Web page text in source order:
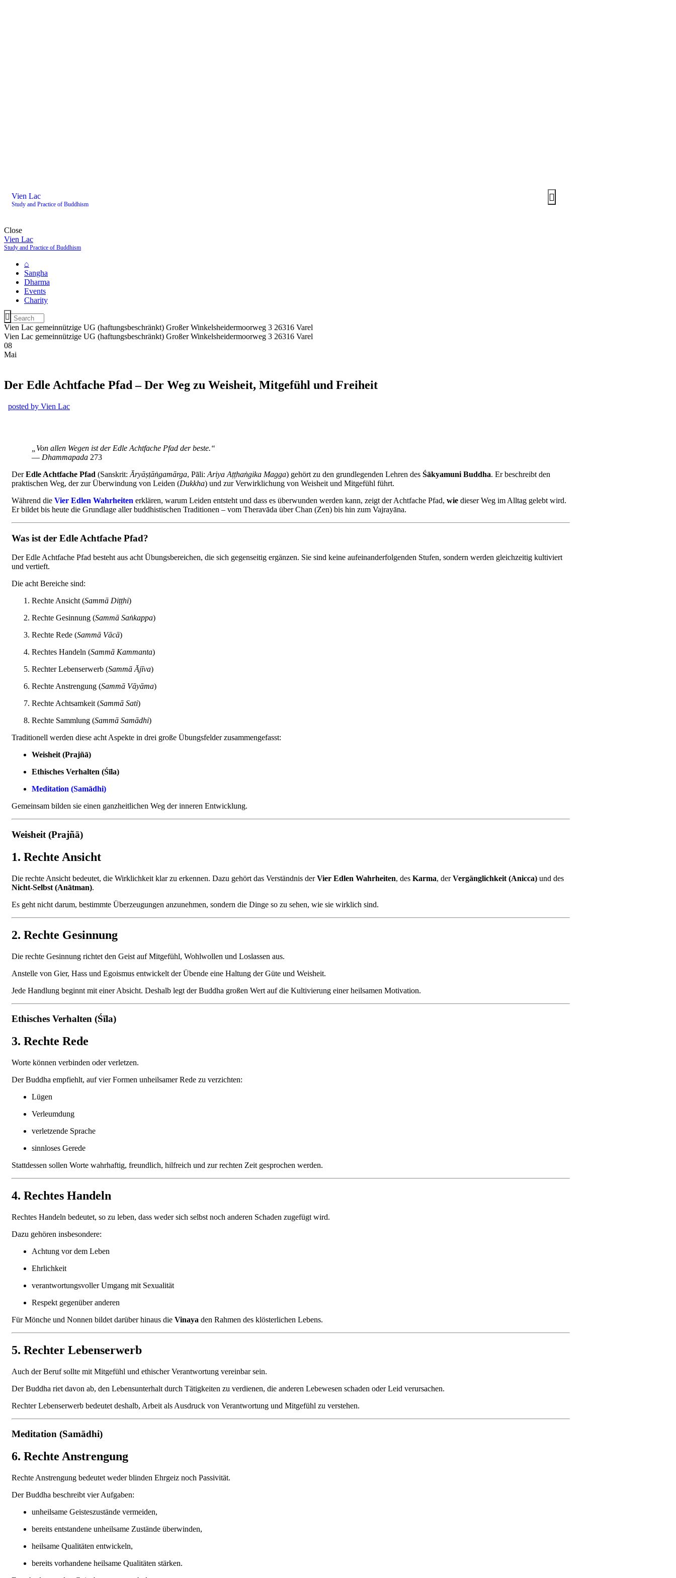
Vien Lac
Study and Practice of Buddhism
Close
Vien Lac
Study and Practice of Buddhism
⌂
Sangha
Dharma
Events
Charity
Vien Lac gemeinnützige UG (haftungsbeschränkt) Großer Winkelsheidermoorweg 3 26316 Varel
Vien Lac gemeinnützige UG (haftungsbeschränkt) Großer Winkelsheidermoorweg 3 26316 Varel
08
Mai
Der Edle Achtfache Pfad – Der Weg zu Weisheit, Mitgefühl und Freiheit
posted by Vien Lac
„Von allen Wegen ist der Edle Achtfache Pfad der beste.“
— Dhammapada 273
DerEdle Achtfache Pfad (Sanskrit: Āryāṣṭāṅgamārga, Pāli: Ariya Aṭṭhaṅgika Magga) gehört zu den grundlegenden Lehren des Śākyamuni Buddha. Er beschreibt den
praktischen Weg, der zur Überwindung von Leiden (Dukkha) und zur Verwirklichung von Weisheit und Mitgefühl führt.
Während die Vier Edlen Wahrheiten erklären, warum Leiden entsteht und dass es überwunden werden kann, zeigt der Achtfache Pfad, wie dieser Weg im Alltag gelebt wird.
Er bildet bis heute die Grundlage aller buddhistischen Traditionen – vom Theravāda über Chan (Zen) bis hin zum Vajrayāna.
Was ist der Edle Achtfache Pfad?
Der Edle Achtfache Pfad besteht aus acht Übungsbereichen, die sich gegenseitig ergänzen. Sie sind keine aufeinanderfolgenden Stufen, sondern werden gleichzeitig kultiviert
und vertieft.
Die acht Bereiche sind:
Rechte Ansicht (Sammā Diṭṭhi)
Rechte Gesinnung (Sammā Saṅkappa)
Rechte Rede (Sammā Vācā)
Rechtes Handeln (Sammā Kammanta)
Rechter Lebenserwerb (Sammā Ājīva)
Rechte Anstrengung (Sammā Vāyāma)
Rechte Achtsamkeit (Sammā Sati)
Rechte Sammlung (Sammā Samādhi)
Traditionell werden diese acht Aspekte in drei große Übungsfelder zusammengefasst:
Weisheit (Prajñā)
Ethisches Verhalten (Śīla)
Meditation (Samādhi)
Gemeinsam bilden sie einen ganzheitlichen Weg der inneren Entwicklung.
Weisheit (Prajñā)
1. Rechte Ansicht
Die rechte Ansicht bedeutet, die Wirklichkeit klar zu erkennen. Dazu gehört das Verständnis derVier Edlen Wahrheiten, des Karma, derVergänglichkeit (Anicca) und des
Nicht-Selbst (Anātman).
Es geht nicht darum, bestimmte Überzeugungen anzunehmen, sondern die Dinge so zu sehen, wie sie wirklich sind.
2. Rechte Gesinnung
Die rechte Gesinnung richtet den Geist auf Mitgefühl, Wohlwollen und Loslassen aus.
Anstelle von Gier, Hass und Egoismus entwickelt der Übende eine Haltung der Güte und Weisheit.
Jede Handlung beginnt mit einer Absicht. Deshalb legt der Buddha großen Wert auf die Kultivierung einer heilsamen Motivation.
Ethisches Verhalten (Śīla)
3. Rechte Rede
Worte können verbinden oder verletzen.
Der Buddha empfiehlt, auf vier Formen unheilsamer Rede zu verzichten:
Lügen
Verleumdung
verletzende Sprache
sinnloses Gerede
Stattdessen sollen Worte wahrhaftig, freundlich, hilfreich und zur rechten Zeit gesprochen werden.
4. Rechtes Handeln
Rechtes Handeln bedeutet, so zu leben, dass weder sich selbst noch anderen Schaden zugefügt wird.
Dazu gehören insbesondere:
Achtung vor dem Leben
Ehrlichkeit
verantwortungsvoller Umgang mit Sexualität
Respekt gegenüber anderen
Für Mönche und Nonnen bildet darüber hinaus die Vinaya den Rahmen des klösterlichen Lebens.
5. Rechter Lebenserwerb
Auch der Beruf sollte mit Mitgefühl und ethischer Verantwortung vereinbar sein.
Der Buddha riet davon ab, den Lebensunterhalt durch Tätigkeiten zu verdienen, die anderen Lebewesen schaden oder Leid verursachen.
Rechter Lebenserwerb bedeutet deshalb, Arbeit als Ausdruck von Verantwortung und Mitgefühl zu verstehen.
Meditation (Samādhi)
6. Rechte Anstrengung
Rechte Anstrengung bedeutet weder blinden Ehrgeiz noch Passivität.
Der Buddha beschreibt vier Aufgaben:
unheilsame Geisteszustände vermeiden,
bereits entstandene unheilsame Zustände überwinden,
heilsame Qualitäten entwickeln,
bereits vorhandene heilsame Qualitäten stärken.